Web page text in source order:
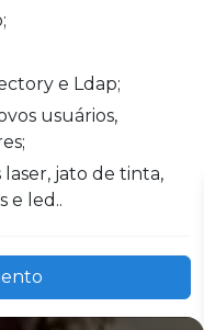
e Ldap;
e led..